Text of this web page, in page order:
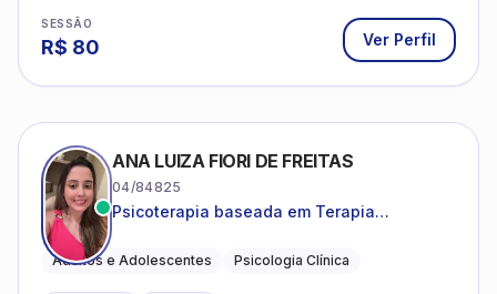
SESSÃO
R$ 80 Ver Perfil
ANA LUIZA FIORI DE FREITAS
04/84825
Psicoterapia baseada em Terapia
Adultos e Adolescentes Psicologia Clínica